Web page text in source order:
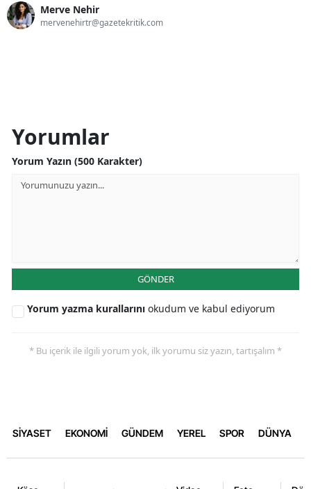
Merve Nehir
mervenehirtr@gazetekritik.com
Yorumlar
Yorum Yazın (500 Karakter)
GÖNDER
Yorum yazma kurallarını okudum ve kabul ediyorum
* Bu içerik ile ilgili yorum yok, ilk yorumu siz yazın, tartışalım *
SİYASET EKONOMİ GÜNDEM YEREL SPOR DÜNYA